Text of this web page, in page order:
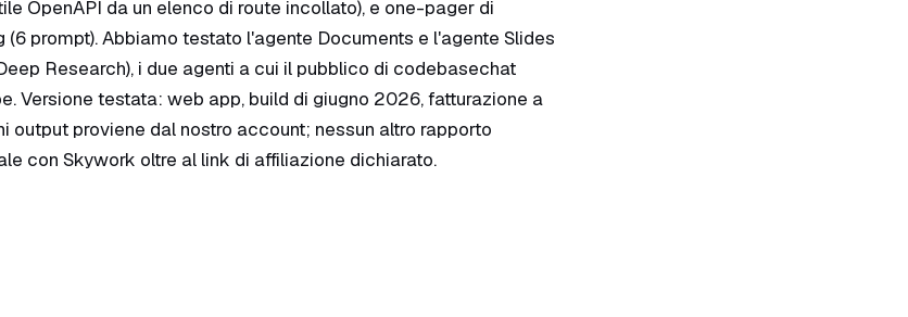
OpenAPI da un elenco di route incollato), e one-pager di
(6 prompt). Abbiamo testato l'agente Documents e l'agente Slides
Research), i due agenti a cui il pubblico di codebasechat
Versione testata: web app, build di giugno 2026, fatturazione a
output proviene dal nostro account; nessun altro rapporto
con Skywork oltre al link di affiliazione dichiarato.